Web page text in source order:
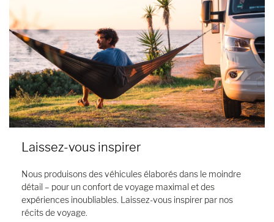
Laissez-vous inspirer
Nous produisons des véhicules élaborés dans le moindre
détail – pour un confort de voyage maximal et des
expériences inoubliables. Laissez-vous inspirer par nos
récits de voyage.